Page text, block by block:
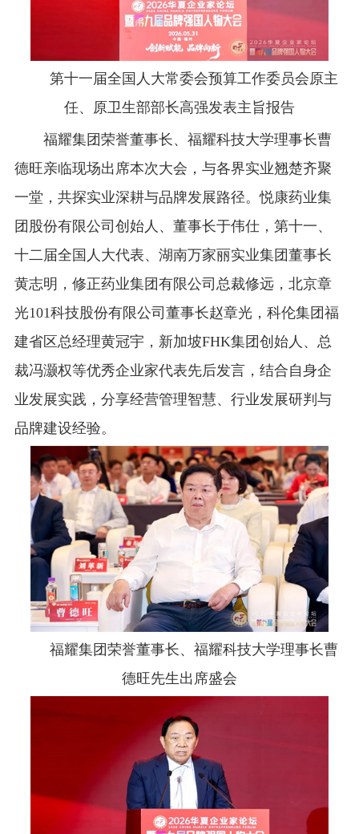
第十一届全国人大常委会预算工作委员会原主
任、原卫生部部长高强发表主旨报告
福耀集团荣誉董事长、福耀科技大学理事长曹
德旺亲临现场出席本次大会，与各界实业翘楚齐聚
一堂，共探实业深耕与品牌发展路径。悦康药业集
团股份有限公司创始人、董事长于伟仕，第十一、
十二届全国人大代表、湖南万家丽实业集团董事长
黄志明，修正药业集团有限公司总裁修远，北京章
光101科技股份有限公司董事长赵章光，科伦集团福
建省区总经理黄冠宇，新加坡FHK集团创始人、总
裁冯灏权等优秀企业家代表先后发言，结合自身企
业发展实践，分享经营管理智慧、行业发展研判与
品牌建设经验。
福耀集团荣誉董事长、福耀科技大学理事长曹
德旺先生出席盛会